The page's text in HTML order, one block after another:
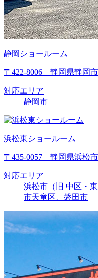
静岡ショールーム
〒422-8006 静岡県静岡
対応エリア
静岡市
浜松東ショールーム
〒435-0057 静岡県浜松
対応エリア
浜松市（旧 中区・
市天竜区、磐田市